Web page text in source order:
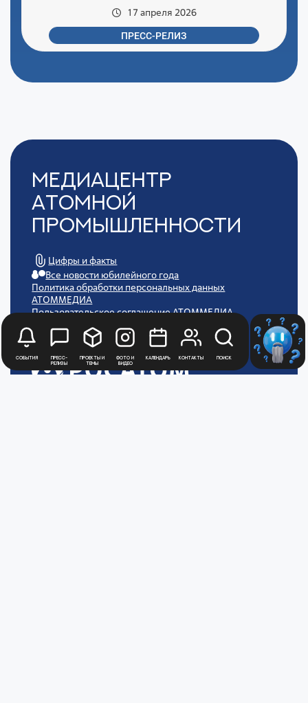
События
Пресс-
релизы
Проекты и
темы
Фото и
видео
Календарь Контакты Поиск
17 апреля 2026
ПРЕСС-РЕЛИЗ
Медиацентр
Атомной
Промышленности
Цифры и факты
Все новости юбилейного года
Политика обработки персональных данных
АТОММЕДИА
Пользовательское соглашение АТОММЕДИА